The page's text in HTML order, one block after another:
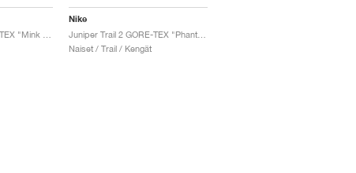
Nike
Naiset / Trail / Kengät